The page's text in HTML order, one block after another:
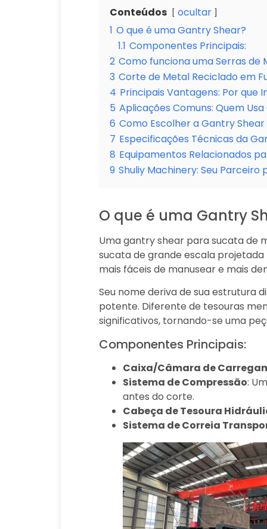
Conteúdos
ocultar
1 O que é uma Gantry Shear?
1.1 Componentes Principais:
2 Como funciona uma Serras de
3 Corte de Metal Reciclado em
4 Principais Vantagens: Por que
5 Aplicações Comuns: Quem
6 Como Escolher a Gantry
7 Especificações Técnicas da
8 Equipamentos Relacionados
9 Shuliy Machinery: Seu
O que é uma Gantry
Uma gantry shear para sucata de
sucata de grande escala
mais fáceis de manusear e mais
Seu nome deriva de sua estrutura
potente. Diferente de tesouras
significativos, tornando-se uma
Componentes Principais:
Caixa/Câmara de
Sistema de Compressão:
antes do corte.
Cabeça de Tesoura
Sistema de Correia